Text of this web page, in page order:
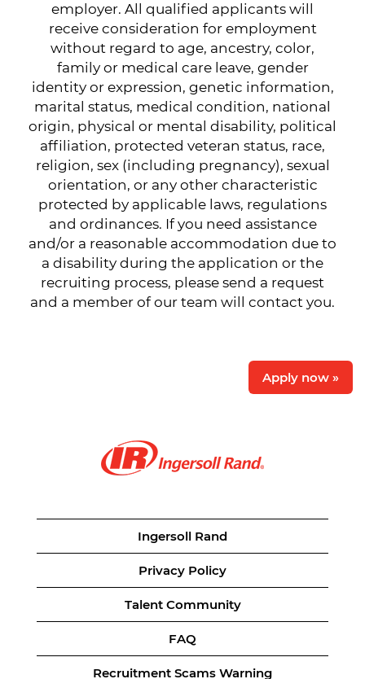
employer. All qualified applicants will
receive consideration for employment
without regard to age, ancestry, color,
family or medical care leave, gender
identity or expression, genetic information,
marital status, medical condition, national
origin, physical or mental disability, political
affiliation, protected veteran status, race,
religion, sex (including pregnancy), sexual
orientation, or any other characteristic
protected by applicable laws, regulations
and ordinances. If you need assistance
and/or a reasonable accommodation due to
a disability during the application or the
recruiting process, please send a request
and a member of our team will contact you.
Apply now »
Ingersoll Rand
Privacy Policy
Talent Community
FAQ
Recruitment Scams Warning